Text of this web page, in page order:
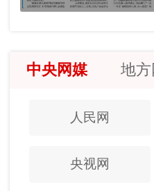
中央网媒 地
人民网
央视网